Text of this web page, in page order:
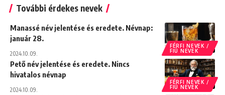
További érdekes nevek
FÉRFI NEVEK /
FIÚ NEVEK
Manassé név jelentése és eredete. Névnap:
január 28.
2024.10.09.
FÉRFI NEVEK /
FIÚ NEVEK
Pető név jelentése és eredete. Nincs
hivatalos névnap
2024.10.09.